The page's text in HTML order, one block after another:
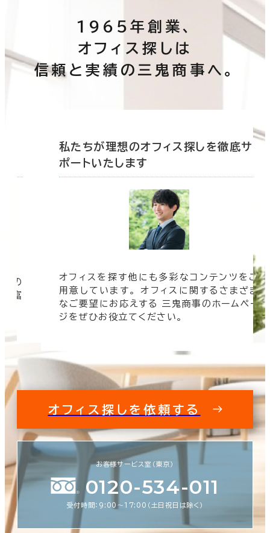
1965年創業、
オフィス探しは
信頼と実績の三鬼商事へ。
の
豊富
私たちが理想のオフィス探しを徹底サ
ポートいたします
オフィスを探す他にも多彩なコンテンツをご
用意しています。 オフィスに関するさまざま
なご要望にお応えする 三鬼商事のホームペー
ジをぜひお役立てください。
オフィス探しを依頼する
お客様サービス室（東京）
0120-534-011
受付時間：9:00〜17:00（土日祝日は除く）